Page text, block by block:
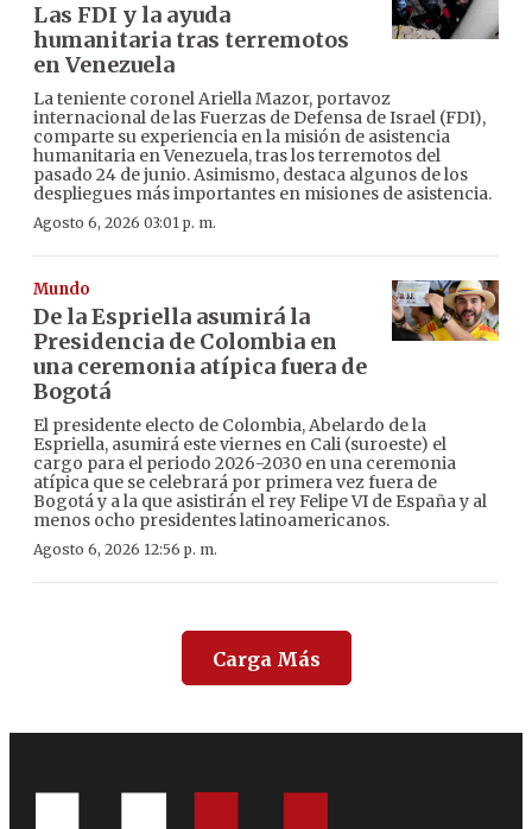
Las FDI y la ayuda
humanitaria tras terremotos
en Venezuela
La teniente coronel Ariella Mazor, portavoz
internacional de las Fuerzas de Defensa de Israel (FDI),
comparte su experiencia en la misión de asistencia
humanitaria en Venezuela, tras los terremotos del
pasado 24 de junio. Asimismo, destaca algunos de los
despliegues más importantes en misiones de asistencia.
Agosto 6, 2026 03:01 p. m.
Mundo
De la Espriella asumirá la
Presidencia de Colombia en
una ceremonia atípica fuera de
Bogotá
El presidente electo de Colombia, Abelardo de la
Espriella, asumirá este viernes en Cali (suroeste) el
cargo para el periodo 2026-2030 en una ceremonia
atípica que se celebrará por primera vez fuera de
Bogotá y a la que asistirán el rey Felipe VI de España y al
menos ocho presidentes latinoamericanos.
Agosto 6, 2026 12:56 p. m.
Carga Más